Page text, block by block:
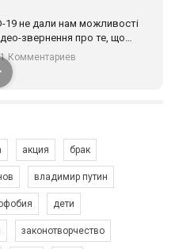
19 не дали нам можливості
звернення про те, що
не можемо зустрінеться, ми
цінності рівності та
Регіональні підрозділи
1 Комментариев
акция брак
владимир путин
дети
законотворчество